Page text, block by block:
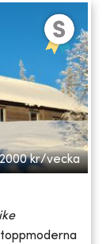
kr/vecka